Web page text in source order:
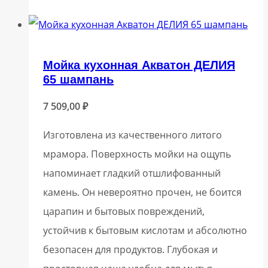
Мойка кухонная Акватон ДЕЛИЯ
65 шампань
7 509,00₽
Изготовлена из качественного литого
мрамора. Поверхность мойки на ощупь
напоминает гладкий отшлифованный
камень. Он невероятно прочен, не боится
царапин и бытовых повреждений,
устойчив к бытовым кислотам и абсолютно
безопасен для продуктов. Глубокая и